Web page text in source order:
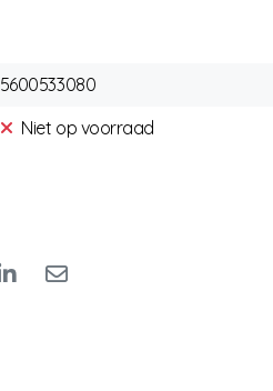
5600533080
Niet op voorraad